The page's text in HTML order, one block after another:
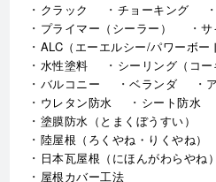
クラック チョーキング
プライマー（シーラー）
サ
ALC（エーエルシー/パワーボー
水性塗料
シーリング（コ
バルコニー
ベランダ
ウレタン防水
シート防水
塗膜防水（とまくぼうすい）
陸屋根（ろくやね・りくやね）
日本瓦屋根（にほんがわらやね）
屋根カバー工法